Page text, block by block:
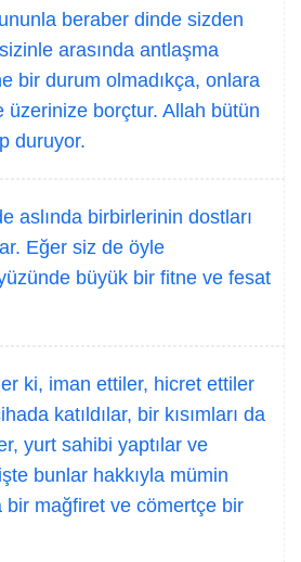
beraber dinde sizden
arasında antlaşma
bir durum olmadıkça, onlara
üzerinize borçtur. Allah bütün
duruyor.
aslında birbirlerinin dostları
Eğer siz de öyle
büyük bir fitne ve fesat
ki, iman ettiler, hicret ettiler
katıldılar, bir kısımları da
yurt sahibi yaptılar ve
bunlar hakkıyla mümin
bir mağfiret ve cömertçe bir